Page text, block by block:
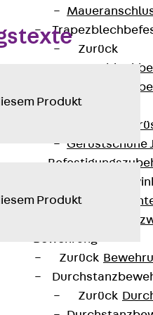
Zurück
Gerüstschuhe
Gerüstschuhe
Zurück
Bewehrung
Zurück
Zurück
Produkt
Produkt